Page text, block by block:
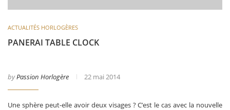
ACTUALITÉS HORLOGÈRES
PANERAI TABLE CLOCK
byPassion Horlogère 22 mai 2014
Une sphère peut-elle avoir deux visages ? C’est le cas avec la nouvelle